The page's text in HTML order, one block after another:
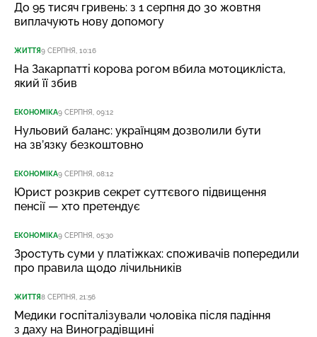
До 95 тисяч гривень: з 1 серпня до 30 жовтня
виплачують нову допомогу
ЖИТТЯ9 СЕРПНЯ, 10:16
На Закарпатті корова рогом вбила мотоцикліста,
який її збив
ЕКОНОМІКА9 СЕРПНЯ, 09:12
Нульовий баланс: українцям дозволили бути
на зв’язку безкоштовно
ЕКОНОМІКА9 СЕРПНЯ, 08:12
Юрист розкрив секрет суттєвого підвищення
пенсії — хто претендує
ЕКОНОМІКА9 СЕРПНЯ, 05:30
Зростуть суми у платіжках: споживачів попередили
про правила щодо лічильників
ЖИТТЯ8 СЕРПНЯ, 21:56
Медики госпіталізували чоловіка після падіння
з даху на Виноградівщині